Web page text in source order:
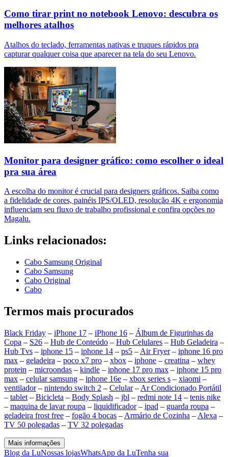
Como tirar print no notebook Lenovo: descubra os
melhores atalhos
Atalhos do teclado, ferramentas nativas e truques rápidos pra
capturar qualquer coisa que aparecer na tela do seu Lenovo.
Monitor para designer gráfico: como escolher o ideal
pra sua área
A escolha do monitor é crucial para designers gráficos. Saiba como
a fidelidade de cores, painéis IPS/OLED, resolução 4K e ergonomia
influenciam seu fluxo de trabalho profissional e confira opções no
Magalu.
Links relacionados:
Cabo Samsung Original
Cabo Samsung
Cabo Original
Cabo
Termos mais procurados
Black Friday – iPhone 17 – iPhone 16 – Álbum de Figurinhas da
Copa – S26 – Hub de Conteúdo – Hub Celulares – Hub Geladeira –
Hub Tvs – iphone 15 – iphone 14 – ps5 – Air Fryer– iphone 16 pro
max – geladeira – poco x7 pro – xbox – iphone – creatina – whey
protein – microondas – kindle – iphone 17 pro max – iphone 15 pro
max – celular samsung – iphone 16e – xbox series s – xiaomi –
ventilador– nintendo switch 2 – Celular– Ar Condicionado Portátil
– tablet – Bicicleta – Body Splash – jbl – redmi note 14 – tenis nike
– maquina de lavar roupa – liquidificador– ipad – guarda roupa –
geladeira frost free – fogão 4 bocas – Armário de Cozinha – Alexa –
TV 50 polegadas – TV 32 polegadas
Mais informações
Blog da LuNossas lojasWhatsApp da LuTenha sua